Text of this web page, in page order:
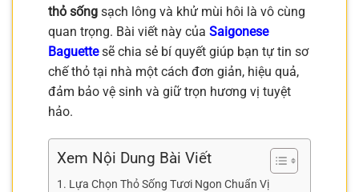
thỏ sống sạch lông và khử mùi hôi là vô cùng
quan trọng. Bài viết này của Saigonese
Baguettesẽ chia sẻ bí quyết giúp bạn tự tin sơ
chế thỏ tại nhà một cách đơn giản, hiệu quả,
đảm bảo vệ sinh và giữ trọn hương vị tuyệt
hảo.
Xem Nội Dung Bài Viết
Lựa Chọn Thỏ Sống Tươi Ngon Chuẩn Vị